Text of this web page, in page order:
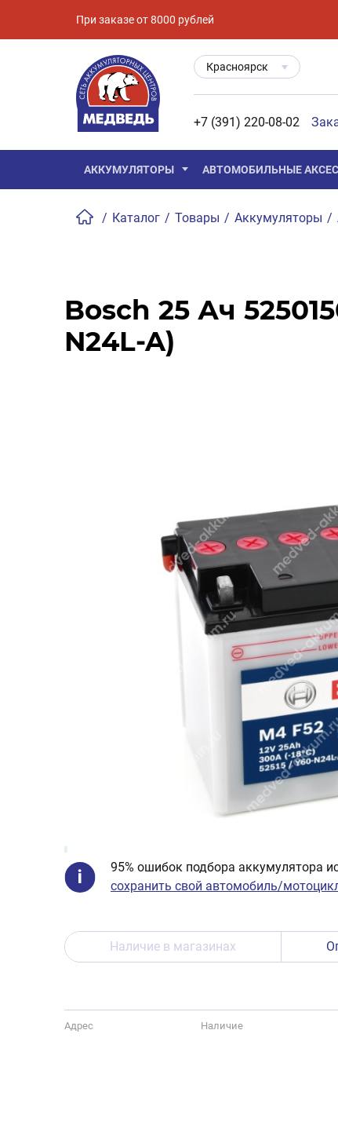
При заказе от 8000 рублей
Красноярск
+7 (391) 220-08-02
АККУМУЛЯТОРЫ АВТОМОБИЛЬНЫЕ
/ Каталог / Товары / Аккумуляторы /
Bosch 25 Ач
N24L-A)
95% ошибок подбора аккумулятора
сохранить свой автомобиль/
Наличие в магазинах
Адрес Наличие